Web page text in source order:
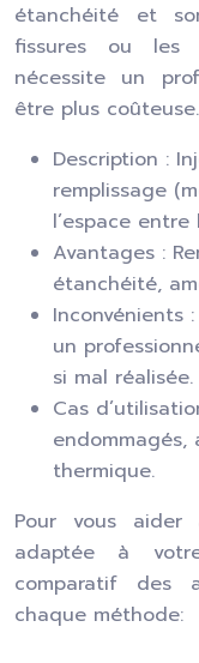
étanchéité et
fissures ou les
nécessite un
être plus coûteuse.
Description :
remplissage
l’espace
Avantages :
étanchéité,
Inconvénients
un
si mal réalisée.
Cas
thermique.
Pour vous
adaptée à
comparatif des
chaque méthode: